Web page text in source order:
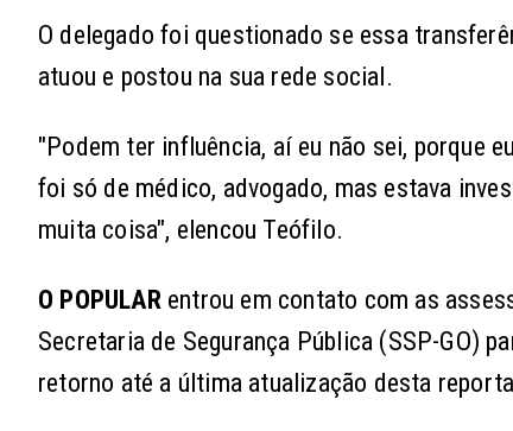
O delegado foi questionado se essa
atuou e postou na sua rede social.
"Podem ter influência, aí eu não sei, porque
foi só de médico, advogado, mas estava
muita coisa", elencou Teófilo.
O POPULAR entrou em contato com as
Secretaria de Segurança Pública (SSP-GO)
retorno até a última atualização desta